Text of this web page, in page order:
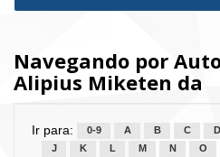
Navegando por
Alipius Miketen da
Ir para: 0-9 A B C D
J
K L M N O